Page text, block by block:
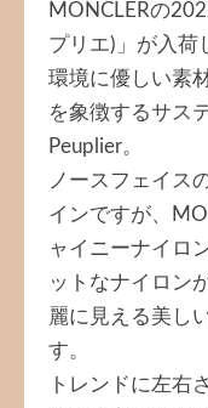
MONCLERの
プリエ)」が入荷
環境に優しい素
を象徴するサス
Peuplier。
ノースフェイス
インですが、
ャイニーナイロ
ットなナイロン
麗に見える美し
す。
トレンドに左右